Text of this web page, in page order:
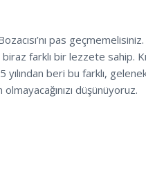
pas
farklı bir lezzete sahip.
yılından beri bu farklı,
düşünüyoruz.